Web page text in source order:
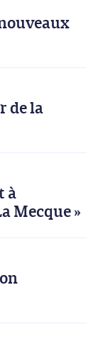
de la
à
Mecque »